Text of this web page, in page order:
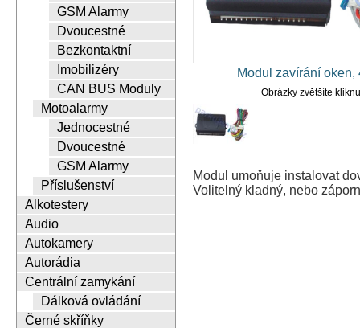
GSM Alarmy
Dvoucestné
Bezkontaktní
Imobilizéry
CAN BUS Moduly
Motoalarmy
Jednocestné
Dvoucestné
GSM Alarmy
Příslušenství
Alkotestery
Audio
Autokamery
Autorádia
Centrální zamykání
Dálková ovládání
Černé skříňky
Modul zavírání oken,
Obrázky zvětšíte
Modul umoňuje instalovat
Volitelný kladný, nebo